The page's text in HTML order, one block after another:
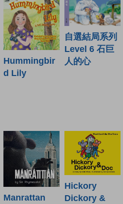
Hummingbir
d Lily
自選結局系列
Level 6 石巨
人的心
Manrattan
Hickory
Dickory &